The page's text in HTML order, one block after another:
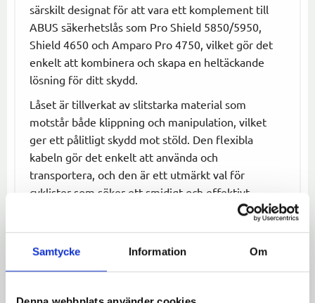
Samtycke Information Om
särskilt designat för att vara ett komplement till
ABUS säkerhetslås som Pro Shield 5850/5950,
Shield 4650 och Amparo Pro 4750, vilket gör det
enkelt att kombinera och skapa en heltäckande
lösning för ditt skydd.
Låset är tillverkat av slitstarka material som
motstår både klippning och manipulation, vilket
ger ett pålitligt skydd mot stöld. Den flexibla
kabeln gör det enkelt att använda och
transportera, och den är ett utmärkt val för
cyklister som söker ett smidigt och effektivt
Specifikationer:
Diameter:
Kompatibilitet:Pro Shield 5850/5950,